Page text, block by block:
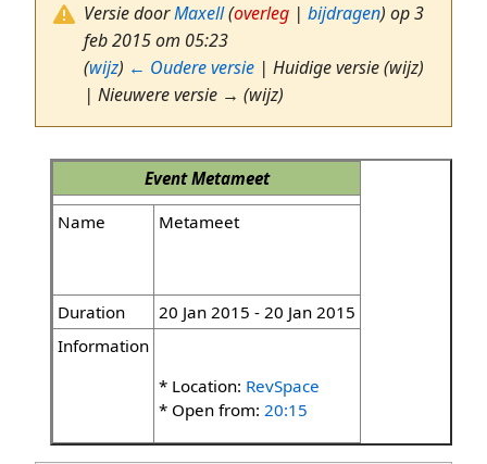
Versie doorMaxell(overleg | bijdragen) op 3
feb 2015 om 05:23
(wijz) ← Oudere versie | Huidige versie (wijz)
| Nieuwere versie → (wijz)
EventMetameet
Name
Metameet
Duration
20 Jan 2015 - 20 Jan 2015
Information
* Location: RevSpace
* Open from: 20:15